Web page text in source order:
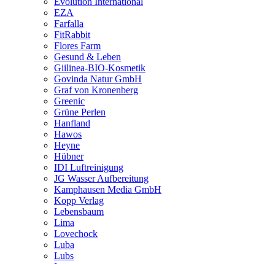
EZA
Farfalla
FitRabbit
Flores Farm
Gesund & Leben
Giilinea-BIO-Kosmetik
Govinda Natur GmbH
Graf von Kronenberg
Greenic
Grüne Perlen
Hanfland
Hawos
Heyne
Hübner
IDI Luftreinigung
JG Wasser Aufbereitung
Kamphausen Media GmbH
Kopp Verlag
Lebensbaum
Lima
Lovechock
Luba
Lubs